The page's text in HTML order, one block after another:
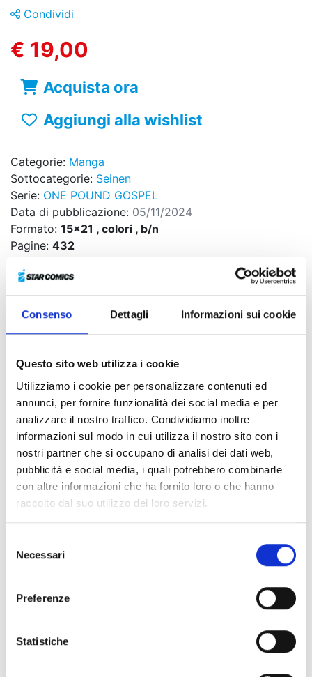
Consenso Dettagli Informazioni sui cookie
Questo sito web utilizza i cookie
Utilizziamo i cookie per personalizzare contenuti ed
annunci, per fornire funzionalità dei social media e per
analizzare il nostro traffico. Condividiamo inoltre
informazioni sul modo in cui utilizza il nostro sito con i
nostri partner che si occupano di analisi dei dati web,
pubblicità e social media, i quali potrebbero combinarle
con altre informazioni che ha fornito loro o che hanno
raccolto dal suo utilizzo dei loro servizi.
delNecessari
Preferenze
Statistiche
Condividi
€ 19,00
Acquista ora
Aggiungi alla wishlist
Categorie: Manga
Sottocategorie: Seinen
Serie: ONE POUND GOSPEL
Data di pubblicazione: 05/11/2024
Formato: 15x21 , colori , b/n
Pagine: 432
Copertina con alette
Codice ISBN:9788822650429
Puoi trovarlo in:
Fumetteria, Online store, Libreria
Kosaku resta intossicato per aver mangiato del cibo
avariato durante la dieta. Proprio in quei giorni arriva
alla Mukoda Boxing Gym uno studente delle medie che
potrà diventare pugile solo se riuscirà a colpire il più
forte della palestra e il nostro si ritrova costantemente
preso di mira. Come se non bastasse, il suo prossimo
incontro lo vedrà sfidare un pugile messicano che
sfoggia un tatuaggio della Vergine Maria sulla pancia...
e Kosaku, pensando all'amata suor Angela, non riesce
ad attaccarlo all'addome! Lo studentello problematico
riuscirà a colpire Kosaku? E quest’ultimo troverà un
Se ti è piaciuto prova anche: